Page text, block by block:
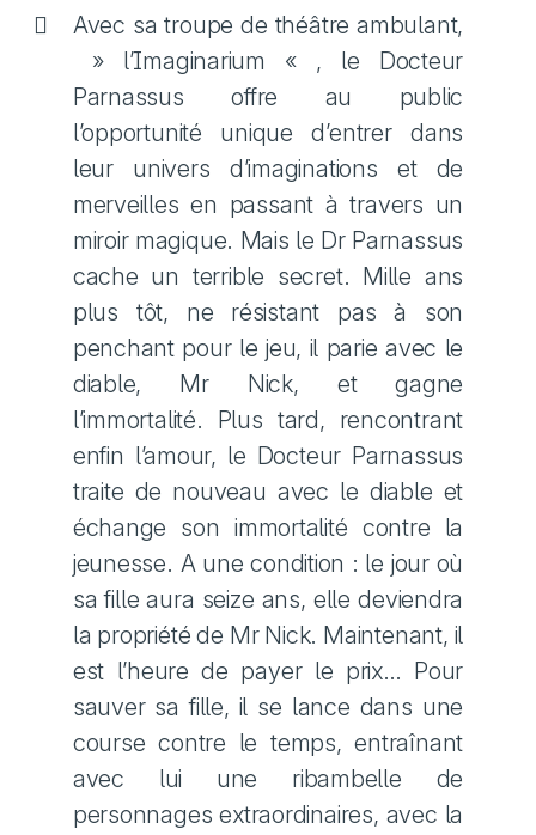
Avec sa troupe de théâtre ambulant,
» l’Imaginarium « , le Docteur
Parnassus offre au public
l’opportunité unique d’entrer dans
leur univers d’imaginations et de
merveilles en passant à travers un
miroir magique. Mais le Dr Parnassus
cache un terrible secret. Mille ans
plus tôt, ne résistant pas à son
penchant pour le jeu, il parie avec le
diable, Mr Nick, et gagne
l’immortalité. Plus tard, rencontrant
enfin l’amour, le Docteur Parnassus
traite de nouveau avec le diable et
échange son immortalité contre la
jeunesse. A une condition : le jour où
sa fille aura seize ans, elle deviendra
la propriété de Mr Nick. Maintenant, il
est l’heure de payer le prix… Pour
sauver sa fille, il se lance dans une
course contre le temps, entraînant
avec lui une ribambelle de
personnages extraordinaires, avec la